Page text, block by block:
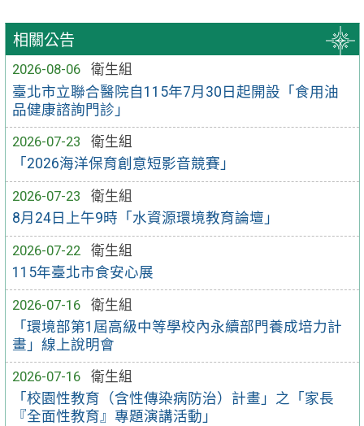
相關公告
2026-08-06
衛生組
臺北市立聯合醫院自115年7月30日起開設「食用油
品健康諮詢門診」
2026-07-23
衛生組
「2026海洋保育創意短影音競賽」
2026-07-23
衛生組
8月24日上午9時「水資源環境教育論壇」
2026-07-22
衛生組
115年臺北市食安心展
2026-07-16
衛生組
「環境部第1屆高級中等學校內永續部門養成培力計
畫」線上說明會
2026-07-16
衛生組
「校園性教育（含性傳染病防治）計畫」之「家長
『全面性教育』專題演講活動」